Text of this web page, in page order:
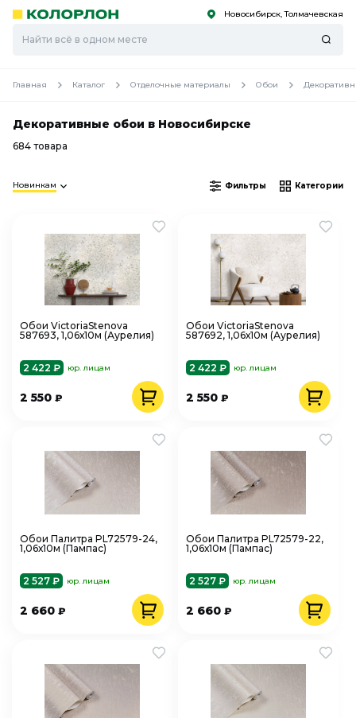
Скоро
Скоро Новосибирск, Толмачевская
Главная Каталог Отделочные материалы Обои
Декоративные обои в Новосибирске
684 товара
Новинкам Фильтры Категории
Обои VictoriaStenova
587693, 1,06х10м (Аурелия)
2 422 ₽ юр. лицам
2 550 ₽
Обои VictoriaStenova
587692, 1,06х10м (Аурелия)
2 422 ₽ юр. лицам
2 550₽
Обои Палитра PL72579-24,
1,06х10м (Пампас)
2 527 ₽ юр. лицам
2 660 ₽
Обои Палитра PL72579-22,
1,06х10м (Пампас)
2 527 ₽ юр. лицам
2 660₽